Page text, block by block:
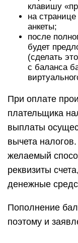
клавишу
на
анкеты;
после
будет
(сделать
с баланса
При оплате
плательщика
выплаты
вычета
желаемый
реквизиты
денежные
Пополнение
поэтому и